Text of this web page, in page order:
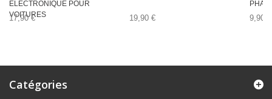
ELECTRONIQUE POUR
VOITURES
17,90 € 19,90 € 9,90 €
Catégories